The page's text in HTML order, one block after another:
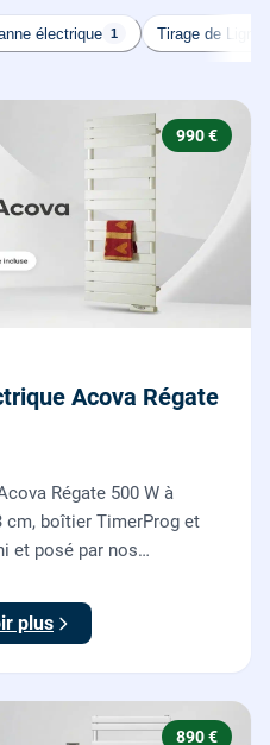
électrique 1 Tirage de Ligne
990 €
Acova Régate
Régate 500 W à
cm, boîtier TimerProg et
et posé par nos
plus
890 €